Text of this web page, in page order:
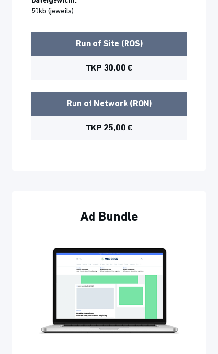
50kb (jeweils)
Run of Site (ROS)
TKP 30,00 €
Run of Network (RON)
TKP 25,00 €
Ad Bundle